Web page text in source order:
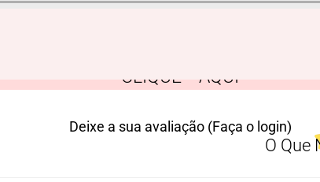
CLIQUE AQUI
O Que
Deixe a sua avaliação (Faça o login)